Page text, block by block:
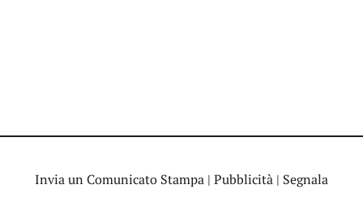
Invia un Comunicato Stampa | Pubblicità | Segnala